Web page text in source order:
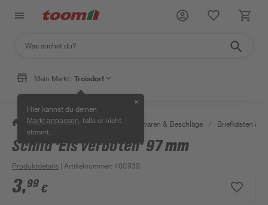
Mein Markt: Troisdorf
Hier kannst du deinen
Markt anpassen , falls er nicht
stimmt.
✕
/ Werkstatt & Maschinen / Eisenwaren & Beschläge / Briefkästen &
Schild 'Eis verboten' 97 mm
Produktdetails | Artikelnummer:400939
3,99 €